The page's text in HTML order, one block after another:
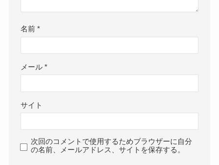
名前*
メール*
サイト
次回のコメントで使用するためブラウザーに自分
の名前、メールアドレス、サイトを保存する。